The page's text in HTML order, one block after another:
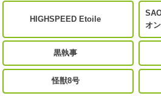
HIGHSPEED Etoile
オ
黒執事
怪獣8号